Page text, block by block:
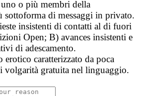
o più membri della
di messaggi in privato.
insistenti di contatti al di fuori
Open; B) avances insistenti e
di adescamento.
erotico caratterizzato da poca
volgarità gratuita nel linguaggio.